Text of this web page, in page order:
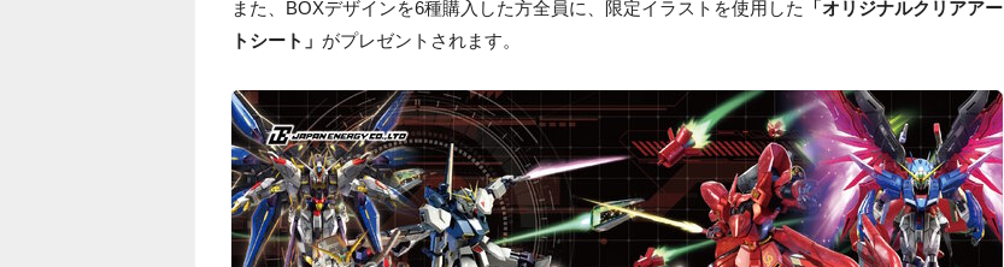
また、BOXデザインを6種購入した方全員に、限定イラストを使用した
「オリジナルクリアアー
トシート」 がプレゼントされます。